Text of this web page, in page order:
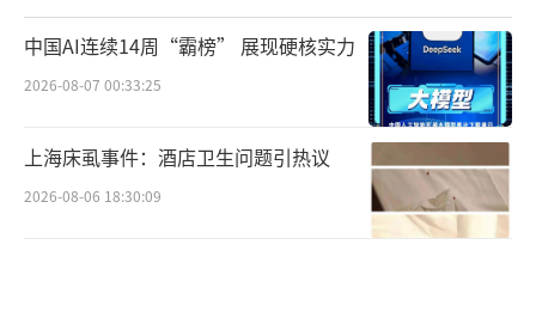
中国AI连续14周“霸榜” 展现硬核实力
2026-08-07 00:33:25
上海床虱事件：酒店卫生问题引热议
2026-08-06 18:30:09